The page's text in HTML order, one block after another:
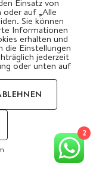
2
Einsatz von
auf „Alle
Sie können
Informationen
erhalten und
die Einstellungen
jederzeit
oder unten auf